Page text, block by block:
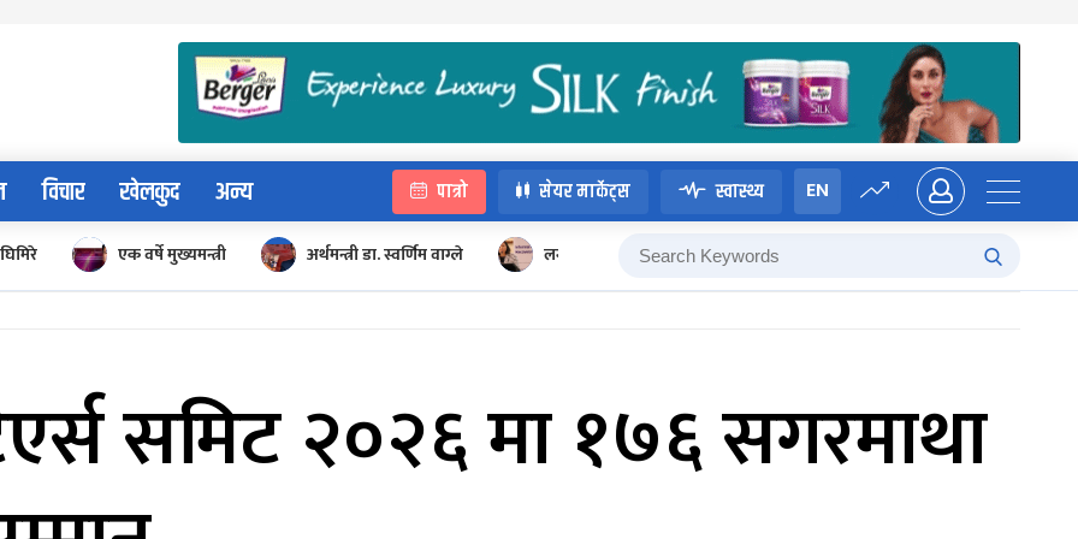
विचार खेलकुद अन्य पात्रो सेयर मार्केट्स स्वास्थ्य EN
एक वर्षे मुख्यमन्त्री अर्थमन्त्री डा. स्वर्णिम वाग्ले लगानी बोर्ड
समिट २०२६ मा १७६ सगरमाथा